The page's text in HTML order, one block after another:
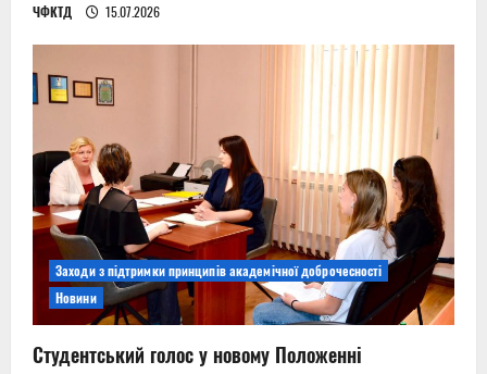
ЧФКТД 15.07.2026
Заходи з підтримки принципів академічної доброчесності
Новини
Студентський голос у новому Положенні